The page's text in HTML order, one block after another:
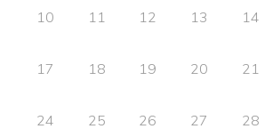
10 11 12 13 14
17 18 19 20 21
24 25 26 27 28